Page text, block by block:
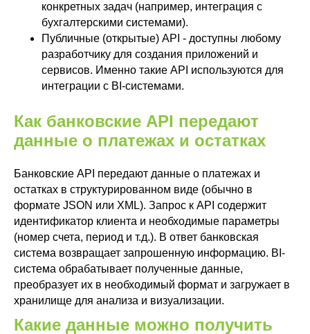
конкретных задач (например, интеграция с
бухгалтерскими системами).
Публичные (открытые) API - доступны любому
разработчику для создания приложений и
сервисов. Именно такие API используются для
интеграции с BI-системами.
Как банковские API передают
данные о платежах и остатках
Банковские API передают данные о платежах и
остатках в структурированном виде (обычно в
формате JSON или XML). Запрос к API содержит
идентификатор клиента и необходимые параметры
(номер счета, период и т.д.). В ответ банковская
система возвращает запрошенную информацию. BI-
система обрабатывает полученные данные,
преобразует их в необходимый формат и загружает в
хранилище для анализа и визуализации.
Какие данные можно получить